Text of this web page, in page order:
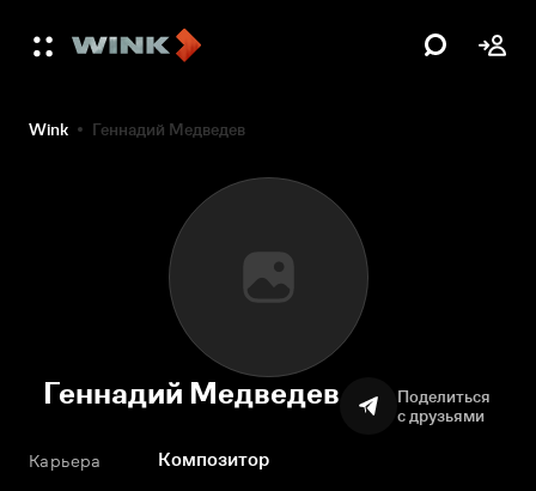
Wink Геннадий Медведев
Геннадий Медведев
Поделиться
с друзьями
Карьера Композитор